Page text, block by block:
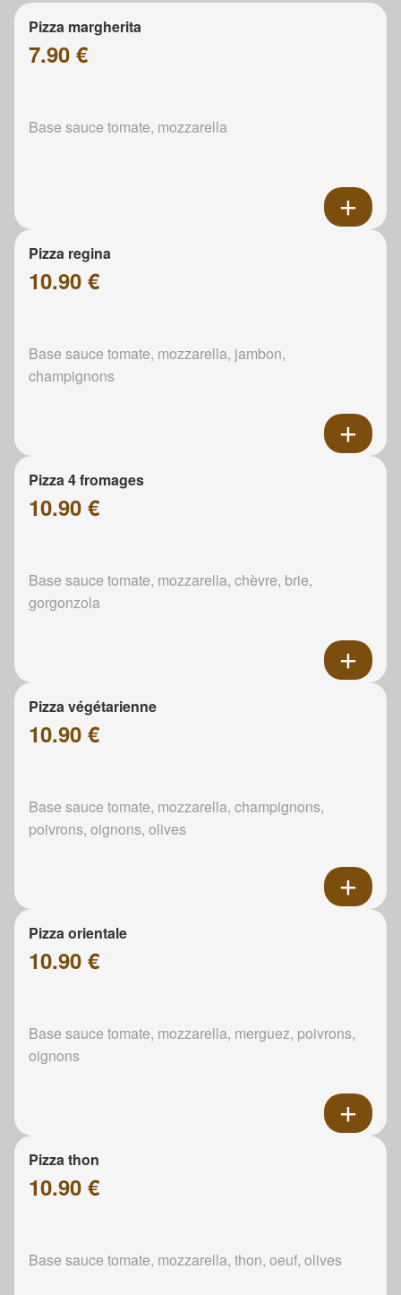
Pizza margherita
7.90 €
Base sauce tomate, mozzarella
Pizza regina
10.90 €
Base sauce tomate, mozzarella, jambon,
champignons
Pizza 4 fromages
10.90 €
Base sauce tomate, mozzarella, chèvre, brie,
gorgonzola
Pizza végétarienne
10.90 €
Base sauce tomate, mozzarella, champignons,
poivrons, oignons, olives
Pizza orientale
10.90 €
Base sauce tomate, mozzarella, merguez, poivrons,
oignons
Pizza thon
10.90 €
Base sauce tomate, mozzarella, thon, oeuf, olives